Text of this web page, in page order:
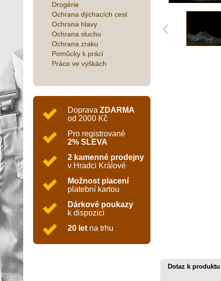
Drogérie
Ochrana dýchacích cest
Ochrana hlavy
Ochrana sluchu
Ochrana zraku
Pomůcky k práci
Práce ve výškách
Doprava ZDARMA
od 2000 Kč
Pro registrované
2% SLEVA
2 kamenné prodejny
v Hradci Králové
Možnost placení
platební kartou
Dárkové poukazy
k dispozici
20 let na trhu
Dotaz k produktu